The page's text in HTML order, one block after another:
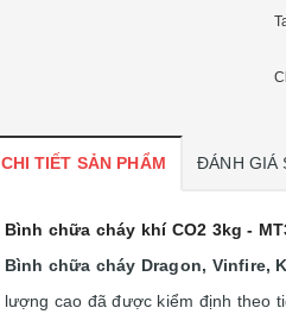
CHI TIẾT SẢN PHẨM ĐÁNH GIÁ
Bình chữa cháy khí CO2 3kg -
Bình chữa cháy Dragon, Vinfire,
lượng cao đã được kiểm định theo